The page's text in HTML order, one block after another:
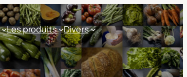
Les produits Divers